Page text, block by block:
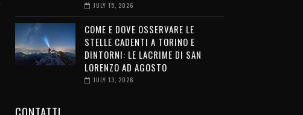
JULY 15, 2026
COME E DOVE OSSERVARE LE
STELLE CADENTI A TORINO E
DINTORNI: LE LACRIME DI SAN
LORENZO AD AGOSTO
JULY 13, 2026
CONTATTI